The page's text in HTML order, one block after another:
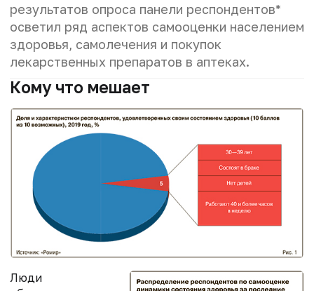
результатов опроса панели респондентов*
осветил ряд аспектов самооценки населением
здоровья, самолечения и покупок
лекарственных препаратов в аптеках.
Кому что мешает
Люди